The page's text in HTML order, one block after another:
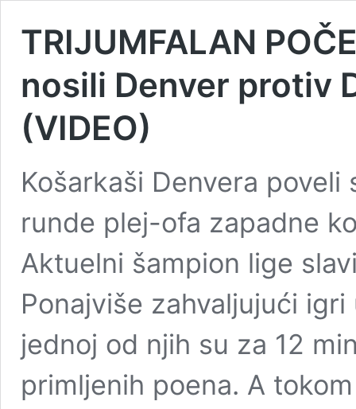
TRIJUMFALAN
nosili Denver protiv
(VIDEO)
Košarkaši Denvera
runde plej-ofa zapadne
Aktuelni šampion lige
Ponajviše zahvaljujući
jednoj od njih su za 12
primljenih poena. A